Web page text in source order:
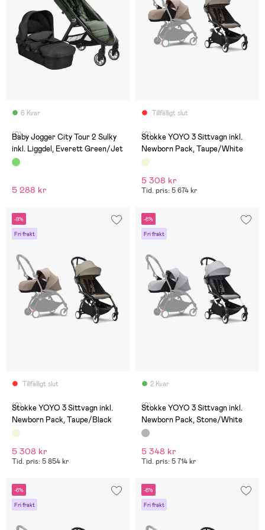
6 Kvar
(0)
Baby Jogger City Tour 2 Sulky
inkl. Liggdel, Everett Green/Jet
5 288 kr
Tillfälligt slut
(0)
Stokke YOYO 3 Sittvagn inkl.
Newborn Pack, Taupe/White
5 308 kr
Tid. pris: 5 674 kr
-9%
Fri frakt
Tillfälligt slut
(0)
Stokke YOYO 3 Sittvagn inkl.
Newborn Pack, Taupe/Black
5 308 kr
Tid. pris: 5 854 kr
-6%
Fri frakt
2 Kvar
(0)
Stokke YOYO 3 Sittvagn inkl.
Newborn Pack, Stone/White
5 348 kr
Tid. pris: 5 714 kr
-6%
Fri frakt
-6%
Fri frakt